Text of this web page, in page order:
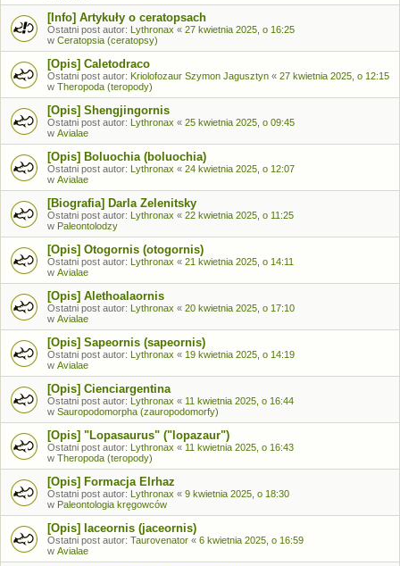
[Info] Artykuły o ceratopsach
Ostatni post autor: Lythronax « 27 kwietnia 2025, o 16:25
w Ceratopsia (ceratopsy)
[Opis] Caletodraco
Ostatni post autor: Kriolofozaur Szymon Jagusztyn « 27 kwietnia 2025, o 12:15
w Theropoda (teropody)
[Opis] Shengjingornis
Ostatni post autor: Lythronax « 25 kwietnia 2025, o 09:45
w Avialae
[Opis] Boluochia (boluochia)
Ostatni post autor: Lythronax « 24 kwietnia 2025, o 12:07
w Avialae
[Biografia] Darla Zelenitsky
Ostatni post autor: Lythronax « 22 kwietnia 2025, o 11:25
w Paleontolodzy
[Opis] Otogornis (otogornis)
Ostatni post autor: Lythronax « 21 kwietnia 2025, o 14:11
w Avialae
[Opis] Alethoalaornis
Ostatni post autor: Lythronax « 20 kwietnia 2025, o 17:10
w Avialae
[Opis] Sapeornis (sapeornis)
Ostatni post autor: Lythronax « 19 kwietnia 2025, o 14:19
w Avialae
[Opis] Cienciargentina
Ostatni post autor: Lythronax « 11 kwietnia 2025, o 16:44
w Sauropodomorpha (zauropodomorfy)
[Opis] "Lopasaurus" ("lopazaur")
Ostatni post autor: Lythronax « 11 kwietnia 2025, o 16:43
w Theropoda (teropody)
[Opis] Formacja Elrhaz
Ostatni post autor: Lythronax « 9 kwietnia 2025, o 18:30
w Paleontologia kręgowców
[Opis] Iaceornis (jaceornis)
Ostatni post autor: Taurovenator « 6 kwietnia 2025, o 16:59
w Avialae